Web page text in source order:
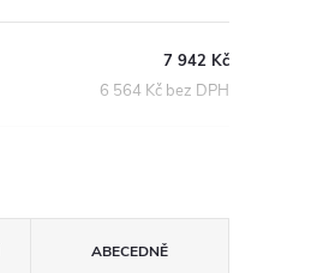
7 942 Kč
6 564 Kč bez DPH
ABECEDNĚ